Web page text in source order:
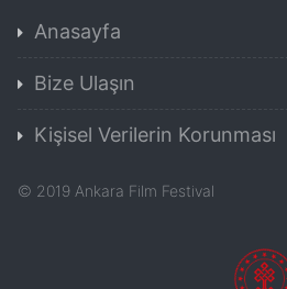
Anasayfa
Bize Ulaşın
Kişisel Verilerin Korunması
© 2019 Ankara Film Festival